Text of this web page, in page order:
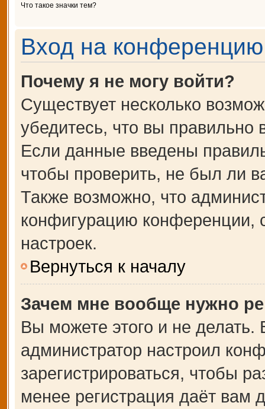
Что такое значки тем?
Вход на конференцию
Почему я не могу войти?
Существует несколько
убедитесь, что вы правильно
Если данные введены
чтобы проверить, не был ли
Также возможно, что
конфигурацию конференции,
настроек.
Вернуться к началу
Зачем мне вообще нужно
Вы можете этого и не делать.
администратор настроил
зарегистрироваться, чтобы
менее регистрация даёт вам